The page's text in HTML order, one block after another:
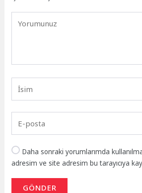
Daha sonraki yorumlarımda
adresim ve site adresim bu tarayıcıya
GÖNDER